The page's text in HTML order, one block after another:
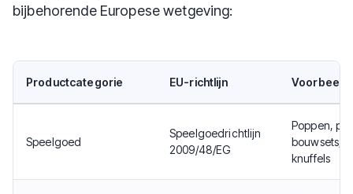
bijbehorende Europese wetgeving:
Productcategorie EU-richtlijn
Speelgoed
Speelgoedrichtlijn
2009/48/EG
Poppen,
bouwsets,
knuffels